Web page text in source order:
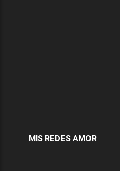
MIS REDES AMOR